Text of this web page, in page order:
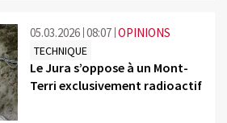
05.03.2026 08:07 OPINIONS
TECHNIQUE
Le Jura s’oppose à un Mont-
Terri exclusivement radioactif